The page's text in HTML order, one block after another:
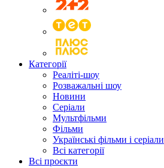
Категорії
Реаліті-шоу
Розважальні шоу
Новини
Серіали
Мультфільми
Фільми
Українські фільми і серіали
Всі категорії
Всі проєкти